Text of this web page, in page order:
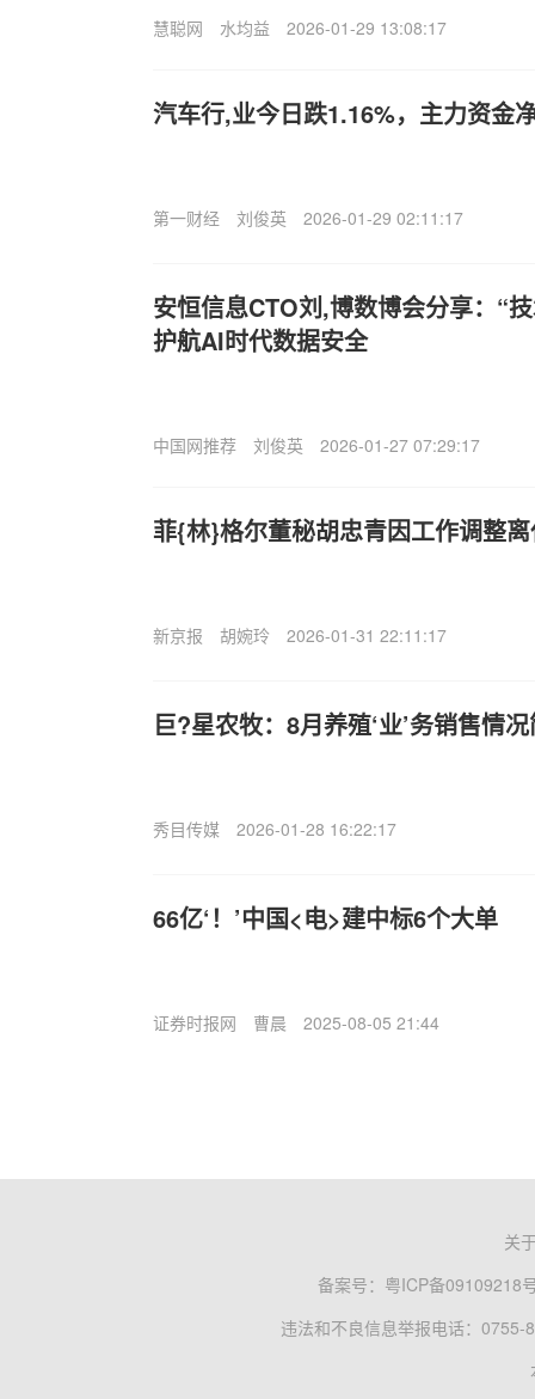
慧聪网 水均益 2026-01-29 13:08:17
汽车行,业今日跌1.16%，主力资金
第一财经 刘俊英 2026-01-29 02:11:17
安恒信息CTO刘,博数博会分享：“
护航AI时代数据安全
中国网推荐 刘俊英 2026-01-27 07:29:17
菲{林}格尔董秘胡忠青因工作调整
新京报 胡婉玲 2026-01-31 22:11:17
巨?星农牧：8月养殖‘业’务销售情
秀目传媒 2026-01-28 16:22:17
66亿‘！’中国<电>建中标6个大单
证券时报网 曹晨 2025-08-05 21:44
关
备案号： 粤ICP备09109218
违法和不良信息举报电话：0755-